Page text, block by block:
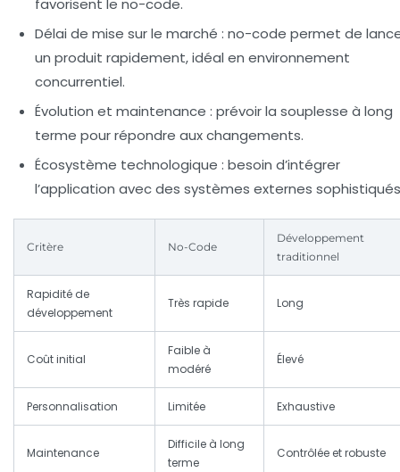
favorisent le no-code.
Délai de mise sur le marché : no-code permet de
un produit rapidement, idéal en environnement
concurrentiel.
Évolution et maintenance : prévoir la souplesse à long
terme pour répondre aux changements.
Écosystème technologique : besoin d’intégrer
l’application avec des systèmes externes
Critère No-Code
Développement
traditionnel
Rapidité de
développement
Très rapide Long
Coût initial
Faible à
modéré
Élevé
Personnalisation Limitée Exhaustive
Maintenance
Difficile à long
terme
Contrôlée et robuste